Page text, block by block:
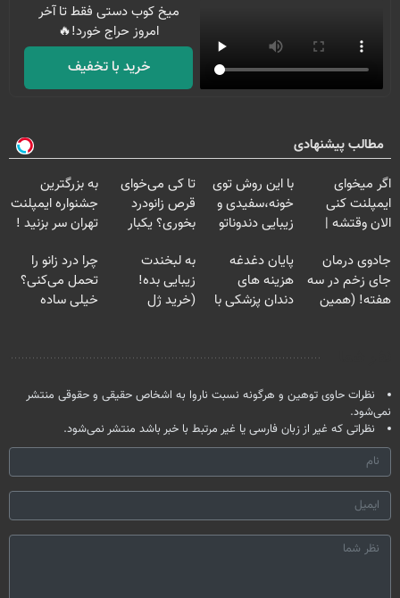
میخ کوب دستی فقط تا آخر
امروز حراج خورد!🔥
خرید با تخفیف
مطالب پیشنهادی
اگر میخوای
ایمپلنت کنی
الان وقتشه |
میلیون تومان!!!
با این روش توی
خونه،سفیدی و
زیبایی دندوناتو
(40%off)
تا کی می‌خوای
قرص زانودرد
بخوری؟ یکبار
کن
به بزرگترین
جشنواره ایمپلنت
تهران سر بزنید !
میلیون !
جادوی درمان
جای زخم در سه
هفته! (همین
پایان دغدغه
هزینه های
دندان پزشکی با
به لبخندت
زیبایی بده!
(خرید ژل
با40%تخفیف)
چرا درد زانو را
تحمل می‌کنی؟
خیلی ساده
نظرات حاوی توهین و هرگونه نسبت ناروا به اشخاص حقیقی و حقوقی منتشر
نمی‌شود.
نظراتی که غیر از زبان فارسی یا غیر مرتبط با خبر باشد منتشر نمی‌شود.